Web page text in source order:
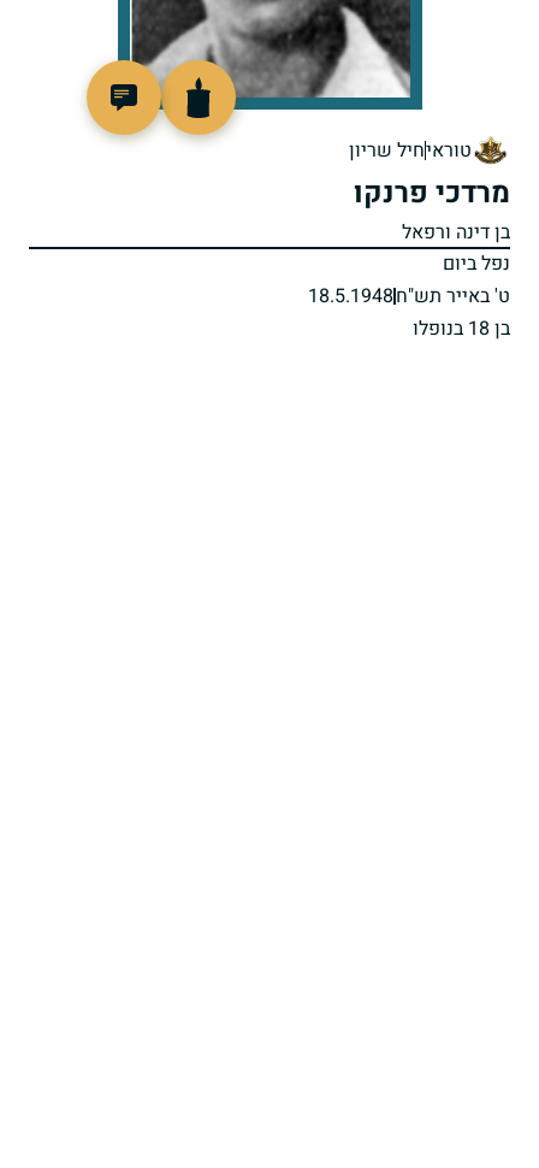
טוראיחיל שריון
מרדכי פרנקו
בן דינה ורפאל
נפל ביום
ט' באייר תש"ח18.5.1948
בן 18 בנופלו